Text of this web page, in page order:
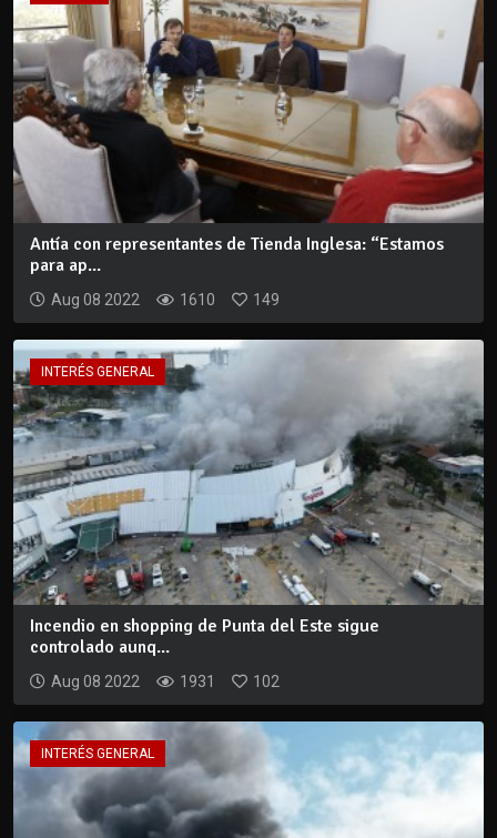
Antía con representantes de Tienda Inglesa: “Estamos
para ap...
Aug 08 2022 1610 149
INTERÉS GENERAL
Incendio en shopping de Punta del Este sigue
controlado aunq...
Aug 08 2022 1931 102
INTERÉS GENERAL